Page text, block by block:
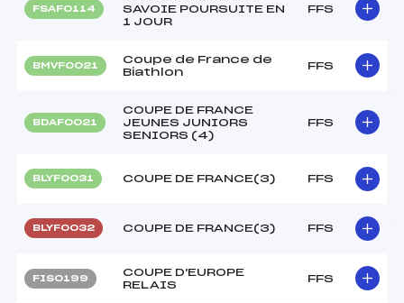
FSAF0114
SAVOIE POURSUITE EN
1 JOUR
FFS
BMVF0021
Coupe de France de
Biathlon
FFS
BDAF0021
COUPE DE FRANCE
JEUNES JUNIORS
SENIORS (4)
FFS
BLYF0031 COUPE DE FRANCE(3) FFS
BLYF0032 COUPE DE FRANCE(3) FFS
FIS0199
COUPE D'EUROPE
RELAIS
FFS